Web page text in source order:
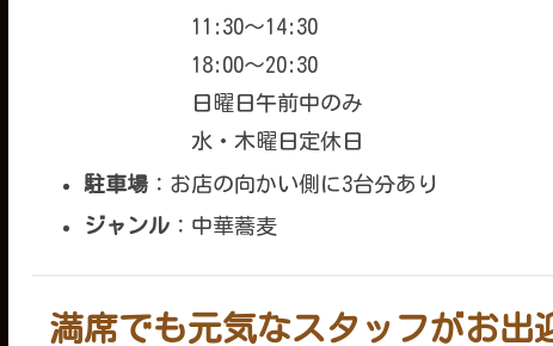
11:30〜14:30
18:00〜20:30
日曜日午前中のみ
水・木曜日定休日
駐車場 ：お店の向かい側に3台分あり
ジャンル ：中華蕎麦
満席でも元気なスタッフがお出